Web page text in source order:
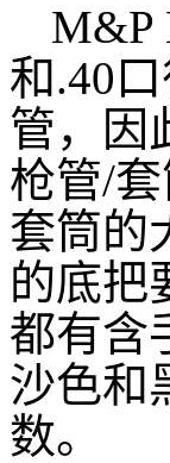
M&P
和.40
管，因
枪管/
套筒的
的底把
都有含
沙色和
数。